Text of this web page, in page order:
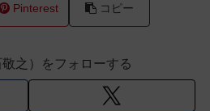
Pinterest コピー
之）をフォローする